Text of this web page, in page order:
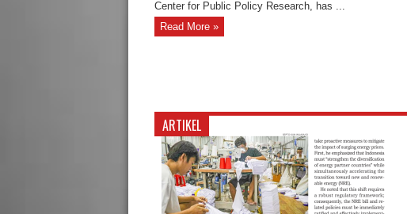
Center for Public Policy Research, has ...
Read More »
ARTIKEL